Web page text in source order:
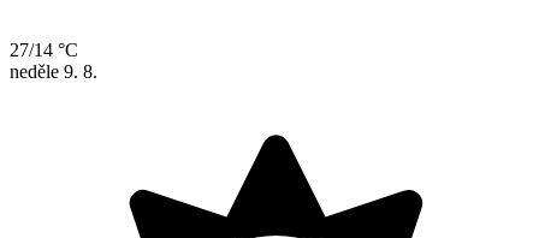
27/14 °C
neděle 9. 8.